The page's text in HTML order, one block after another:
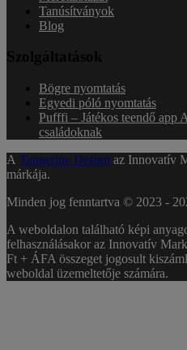
Tanúsítványok
Blog
Szolgáltatások
Bögre nyomtatás
Egyedi póló nyomtatás
Pufffi – Játékos teendő app
családoknak
A Tangerine Design az Innovatív
márkája.
Minden jog fenntartva © 2023 -
A weboldalon található képi
felhasználásakor az Innovatív
Ft + ÁFA összeget jogosult
weboldal üzemeltetője számára.